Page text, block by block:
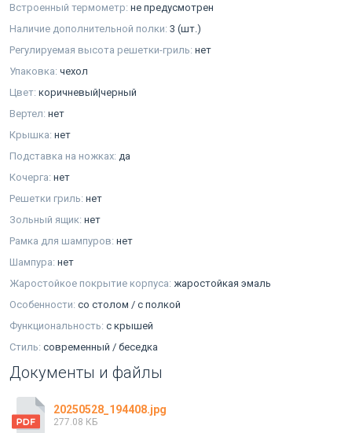
Встроенный термометр: не предусмотрен
Наличие дополнительной полки: 3 (шт.)
Регулируемая высота решетки-гриль: нет
Упаковка: чехол
Цвет: коричневый|черный
Вертел: нет
Крышка: нет
Подставка на ножках: да
Кочерга: нет
Решетки гриль: нет
Зольный ящик: нет
Рамка для шампуров: нет
Шампура: нет
Жаростойкое покрытие корпуса: жаростойкая эмаль
Особенности: со столом / с полкой
Функциональность: с крышей
Стиль: современный / беседка
Документы и файлы
20250528_194408.jpg
277.08 КБ